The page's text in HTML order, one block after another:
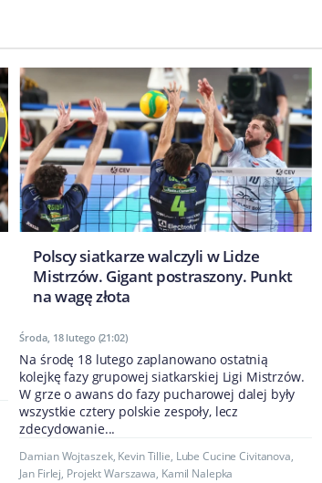
Polscy siatkarze walczyli w Lidze
Mistrzów. Gigant postraszony. Punkt
na wagę złota
Środa, 18 lutego (21:02)
Na środę 18 lutego zaplanowano ostatnią
kolejkę fazy grupowej siatkarskiej Ligi Mistrzów.
W grze o awans do fazy pucharowej dalej były
wszystkie cztery polskie zespoły, lecz
zdecydowanie...
Damian Wojtaszek, Kevin Tillie, Lube Cucine Civitanova,
Jan Firlej, Projekt Warszawa, Kamil Nalepka